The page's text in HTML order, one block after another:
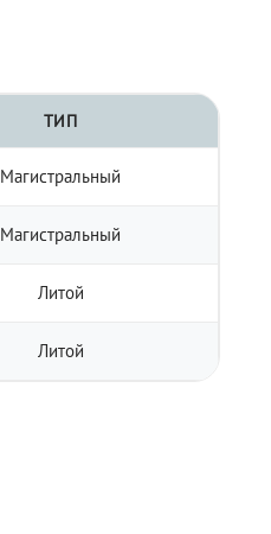
ТИП
Магистральный
Магистральный
Литой
Литой